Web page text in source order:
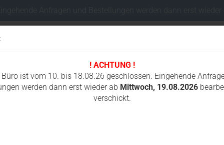
! ACHTUNG !
Büro ist vom 10. bis 18.08.26 geschlossen. Eingehende
werden dann erst wieder ab Mittwoch, 19.08.2026
verschickt.
Sprache auswählen
Anfragen und Bestellungen werden dann erst wieder